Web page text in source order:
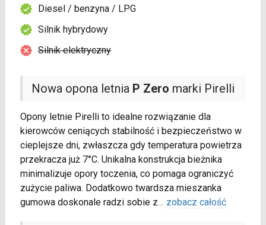
Nowa opona letnia P Zero marki Pirelli
Opony letnie Pirelli to idealne rozwiązanie dla
kierowców ceniących stabilność i bezpieczeństwo w
cieplejsze dni, zwłaszcza gdy temperatura powietrza
przekracza już 7°C. Unikalna konstrukcja bieżnika
minimalizuje opory toczenia, co pomaga ograniczyć
zużycie paliwa. Dodatkowo twardsza mieszanka
gumowa doskonale radzi sobie z... zobacz całość
Diesel / benzyna / LPG
Silnik hybrydowy
Silnik elektryczny